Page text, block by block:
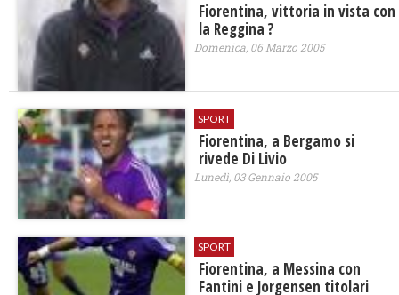
Fiorentina, vittoria in vista con
la Reggina ?
Domenica, 06 Marzo 2005
SPORT
Fiorentina, a Bergamo si
rivede Di Livio
Lunedì, 03 Gennaio 2005
SPORT
Fiorentina, a Messina con
Fantini e Jorgensen titolari